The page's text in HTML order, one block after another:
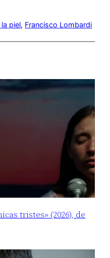
la piel, Francisco Lombardi
tristes» (2026), de